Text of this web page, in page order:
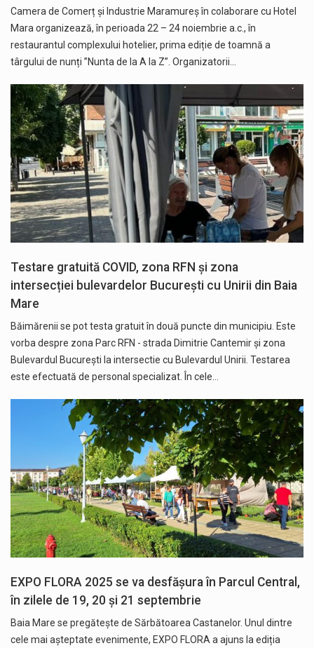
Camera de Comerț și Industrie Maramureș în colaborare cu Hotel
Mara organizează, în perioada 22 – 24 noiembrie a.c., în
restaurantul complexului hotelier, prima ediție de toamnă a
târgului de nunți ”Nunta de la A la Z”. Organizatorii…
Testare gratuită COVID, zona RFN și zona
intersecției bulevardelor București cu Unirii din Baia
Mare
Băimărenii se pot testa gratuit în două puncte din municipiu. Este
vorba despre zona Parc RFN - strada Dimitrie Cantemir şi zona
Bulevardul Bucureşti la intersectie cu Bulevardul Unirii. Testarea
este efectuată de personal specializat. În cele…
EXPO FLORA 2025 se va desfășura în Parcul Central,
în zilele de 19, 20 și 21 septembrie
Baia Mare se pregătește de Sărbătoarea Castanelor. Unul dintre
cele mai așteptate evenimente, EXPO FLORA a ajuns la ediția